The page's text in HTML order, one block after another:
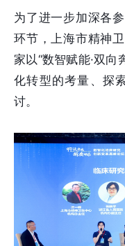
为了进一步加深各
环节，上海市精神
家以“数智赋能·双
化转型的考量、探
讨。